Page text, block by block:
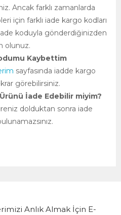
Ancak farklı zamanlarda
için farklı iade kargo kodları
koduyla gönderdiğinizden
olunuz.
Kaybettim
sayfasında iadde kargo
görebilirsiniz.
İade Edebilir miyim?
dolduktan sonra iade
Anlık Almak İçin E-